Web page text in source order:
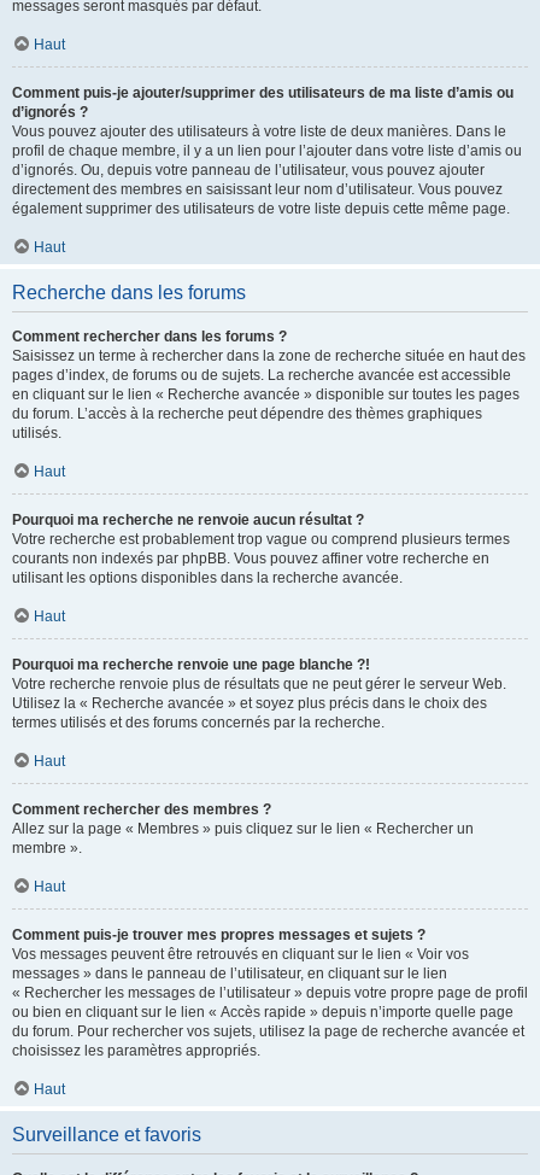
messages seront masqués par défaut.
Haut
Comment puis-je ajouter/supprimer des utilisateurs de ma liste d’amis ou
d’ignorés ?
Vous pouvez ajouter des utilisateurs à votre liste de deux manières. Dans le
profil de chaque membre, il y a un lien pour l’ajouter dans votre liste d’amis ou
d’ignorés. Ou, depuis votre panneau de l’utilisateur, vous pouvez ajouter
directement des membres en saisissant leur nom d’utilisateur. Vous pouvez
également supprimer des utilisateurs de votre liste depuis cette même page.
Haut
Recherche dans les forums
Comment rechercher dans les forums ?
Saisissez un terme à rechercher dans la zone de recherche située en haut des
pages d’index, de forums ou de sujets. La recherche avancée est accessible
en cliquant sur le lien « Recherche avancée » disponible sur toutes les pages
du forum. L’accès à la recherche peut dépendre des thèmes graphiques
utilisés.
Haut
Pourquoi ma recherche ne renvoie aucun résultat ?
Votre recherche est probablement trop vague ou comprend plusieurs termes
courants non indexés par phpBB. Vous pouvez affiner votre recherche en
utilisant les options disponibles dans la recherche avancée.
Haut
Pourquoi ma recherche renvoie une page blanche ?!
Votre recherche renvoie plus de résultats que ne peut gérer le serveur Web.
Utilisez la « Recherche avancée » et soyez plus précis dans le choix des
termes utilisés et des forums concernés par la recherche.
Haut
Comment rechercher des membres ?
Allez sur la page « Membres » puis cliquez sur le lien « Rechercher un
membre ».
Haut
Comment puis-je trouver mes propres messages et sujets ?
Vos messages peuvent être retrouvés en cliquant sur le lien « Voir vos
messages » dans le panneau de l’utilisateur, en cliquant sur le lien
« Rechercher les messages de l’utilisateur » depuis votre propre page de profil
ou bien en cliquant sur le lien « Accès rapide » depuis n’importe quelle page
du forum. Pour rechercher vos sujets, utilisez la page de recherche avancée et
choisissez les paramètres appropriés.
Haut
Surveillance et favoris